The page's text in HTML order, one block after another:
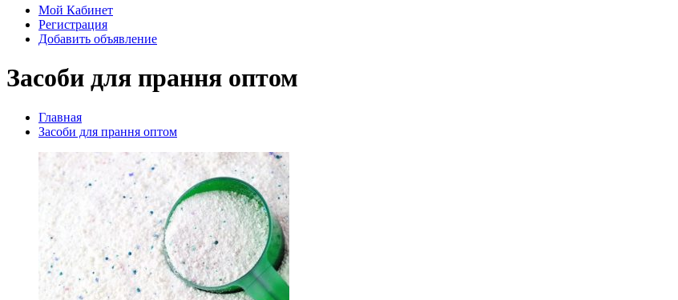
Мой Кабинет
Регистрация
Добавить объявление
Засоби для прання оптом
Главная
Засоби для прання оптом